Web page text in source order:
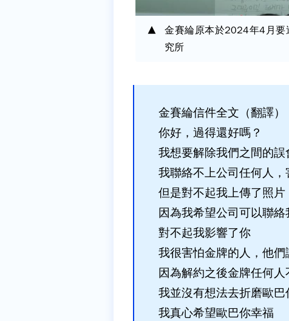
金賽綸原本於2024年4月要
究所
金賽綸信件全文（翻譯）
你好，過得還好嗎？
我想要解除我們之間的
我聯絡不上公司任何人
但是對不起我上傳了照片
因為我希望公司可以聯
對不起我影響了你
我很害怕金牌的人，他們
因為解約之後金牌任何
我並沒有想法去折磨歐巴
我真心希望歐巴你幸福